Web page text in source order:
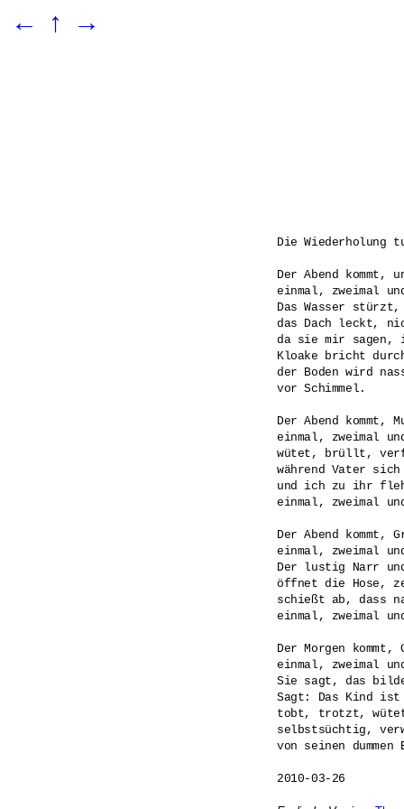
← ↑ →
Die Wiederholung
Der Abend kommt,
einmal, zweimal
Das Wasser
das Dach leckt,
da sie mir
Kloake bricht
der Boden wird
vor Schimmel.
Der Abend
einmal, zweimal
wütet, brüllt,
während Vater
und ich zu ihr
einmal, zweimal
Der Abend kommt,
einmal, zweimal
Der lustig Narr
öffnet die Hose,
schießt ab, dass
einmal, zweimal
Der Morgen
einmal, zweimal
Sie sagt, das
Sagt: Das Kind
tobt, trotzt,
selbstsüchtig,
von seinen
2010-03-26